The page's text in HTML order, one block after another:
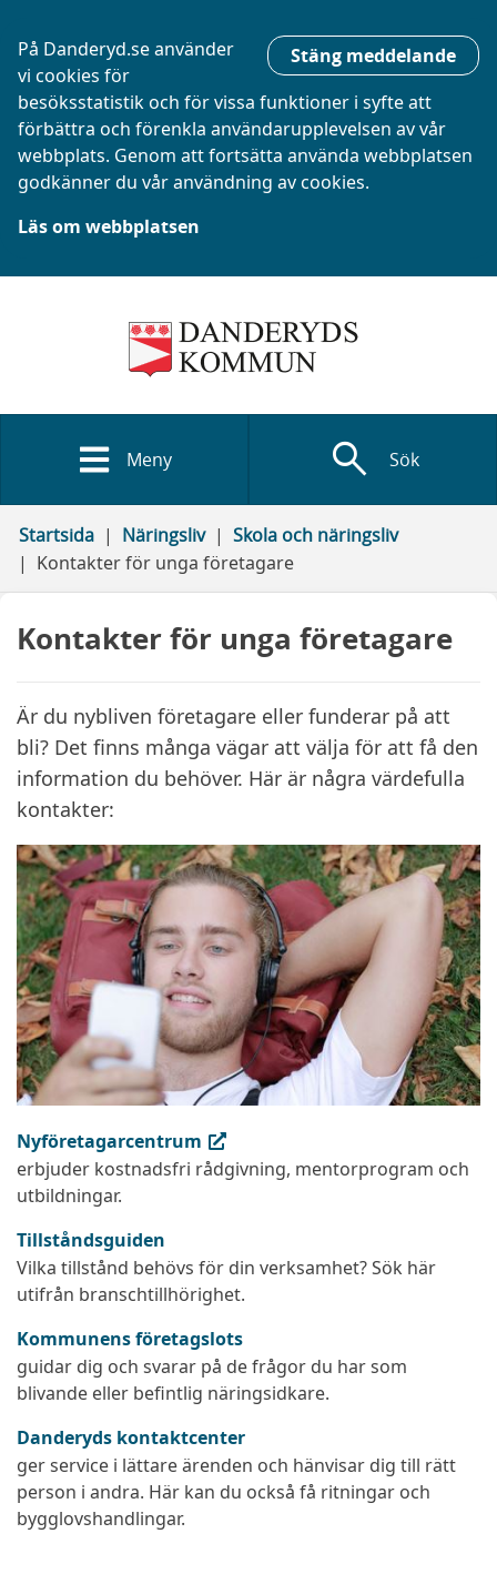
Stäng meddelande
På Danderyd.se använder
vi cookies för
besöksstatistik och för vissa funktioner i syfte att
förbättra och förenkla användarupplevelsen av vår
webbplats. Genom att fortsätta använda webbplatsen
godkänner du vår användning av cookies.
Läs om webbplatsen
Meny search Sök
Startsida Näringsliv
Skola och näringsliv
Kontakter för unga företagare
Kontakter för unga företagare
Är du nybliven företagare eller funderar på att
bli? Det finns många vägar att välja för att få den
information du behöver. Här är några värdefulla
kontakter:
Nyföretagarcentrum
(extern länk, öppnas i ny flik)
erbjuder kostnadsfri rådgivning, mentorprogram och
utbildningar.
Tillståndsguiden
Vilka tillstånd behövs för din verksamhet? Sök här
utifrån branschtillhörighet.
Kommunens företagslots
guidar dig och svarar på de frågor du har som
blivande eller befintlig näringsidkare.
Danderyds kontaktcenter
ger service i lättare ärenden och hänvisar dig till rätt
person i andra. Här kan du också få ritningar och
bygglovshandlingar.